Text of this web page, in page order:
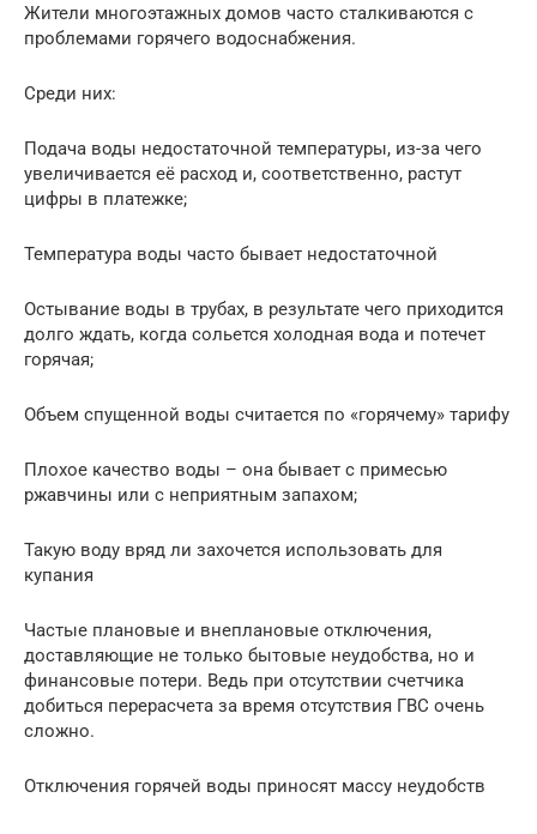
Жители многоэтажных домов часто сталкиваются с
проблемами горячего водоснабжения.
Среди них:
Подача воды недостаточной температуры, из-за чего
увеличивается её расход и, соответственно, растут
цифры в платежке;
Температура воды часто бывает недостаточной
Остывание воды в трубах, в результате чего приходится
долго ждать, когда сольется холодная вода и потечет
горячая;
Объем спущенной воды считается по «горячему» тарифу
Плохое качество воды – она бывает с примесью
ржавчины или с неприятным запахом;
Такую воду вряд ли захочется использовать для
купания
Частые плановые и внеплановые отключения,
доставляющие не только бытовые неудобства, но и
финансовые потери. Ведь при отсутствии счетчика
добиться перерасчета за время отсутствия ГВС очень
сложно.
Отключения горячей воды приносят массу неудобств